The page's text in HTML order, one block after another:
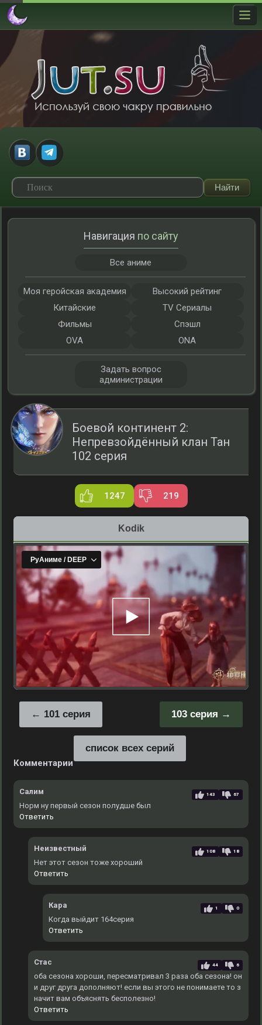
Боевой континент 2:
Непревзойдённый клан Тан
102 серия
1247 219
Kodik
103 серия
101 серия
список всех серий
Комментарии
Салим 143 67
Норм ну первый сезон полудше был
Ответить
Неизвестный 108 18
Нет этот сезон тоже хороший
Ответить
Кара 1 0
Когда выйдит 164серия
Ответить
Стас 44 6
оба сезона хороши, пересматривал 3 раза оба сезона! он
и друг друга дополняют! если вы этого не понимаете то з
начит вам объяснять бесполезно!
Ответить
Навигация по сайту
Все аниме
Моя геройская академия
Высокий рейтинг
Китайские
TV Сериалы
Фильмы
Спэшл
OVA
ONA
Задать вопрос
администрации